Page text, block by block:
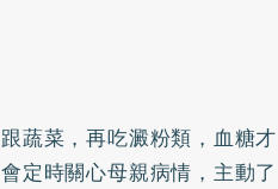
蔬菜，再吃澱粉類，血糖才
定時關心母親病情，主動了